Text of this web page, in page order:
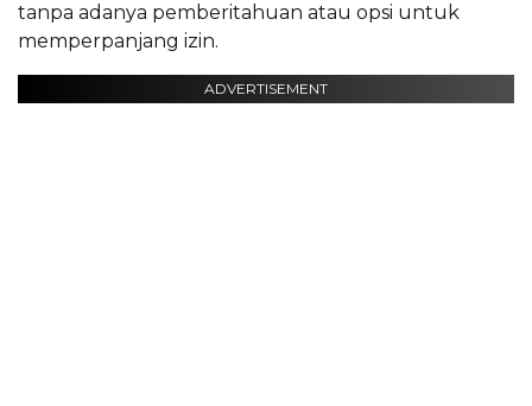
tanpa adanya pemberitahuan atau opsi untuk
memperpanjang izin.
ADVERTISEMENT